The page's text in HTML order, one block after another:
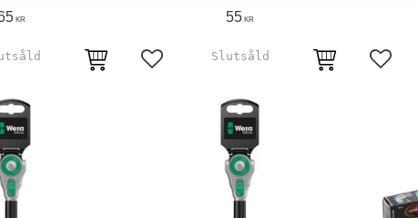
KR 55 KR
Lägg till i favoriter Lägg